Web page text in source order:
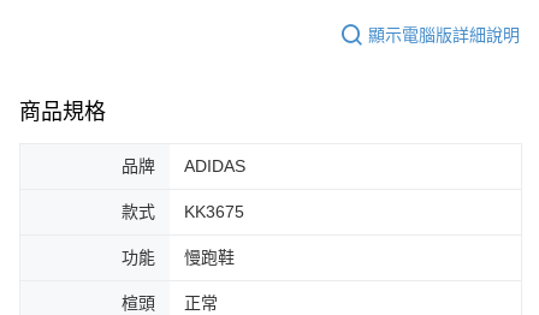
是否繳費成功／繳費後需取消欲退款等相關疑問，請聯繫「AFTEE先享後付
https://netprotections.freshdesk.com/support/home
１．透過由恩沛科技股份有限公司提供之「AFTEE先享後付」服務完成之交
權轉讓予恩沛科技股份有限公司。
２．關於個人資料處理事宜，請瀏覽以下網址：
３．未成年的使用者請事先徵得法定代理人或監護人之同意方可使用
時審查核予不同之上限額度；若仍有額度不足之情形，本公司將視審查結果
每筆NT$100，滿NT$1,500(含以上)免運費
顯示電腦版詳細說明
商品規格
品牌 ADIDAS
款式 KK3675
功能 慢跑鞋
楦頭 正常